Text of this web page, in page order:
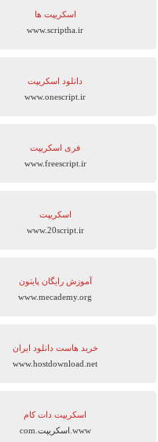
اسکریپت ها
www.scriptha.ir
دانلود اسکریپت
www.onescript.ir
فری اسکریپت
www.freescript.ir
اسکریپت
www.20script.ir
آموزش رایگان پایتون
www.mecademy.org
خرید هاست دانلود ایران
www.hostdownload.net
اسکریپت دات کام
www.اسکریپت.com